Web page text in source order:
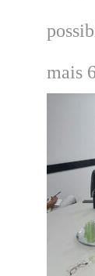
mais